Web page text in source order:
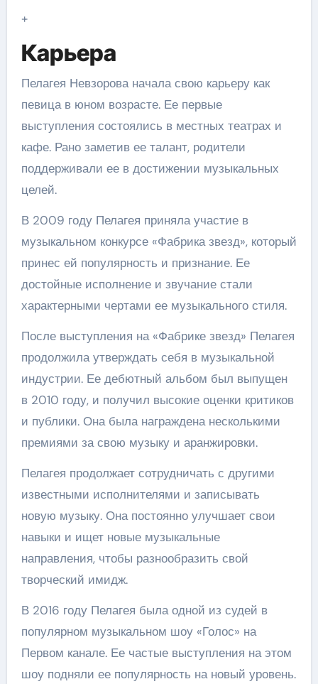
+
Карьера
Пелагея Невзорова начала свою карьеру как
певица в юном возрасте. Ее первые
выступления состоялись в местных театрах и
кафе. Рано заметив ее талант, родители
поддерживали ее в достижении музыкальных
целей.
В 2009 году Пелагея приняла участие в
музыкальном конкурсе «Фабрика звезд», который
принес ей популярность и признание. Ее
достойные исполнение и звучание стали
характерными чертами ее музыкального стиля.
После выступления на «Фабрике звезд» Пелагея
продолжила утверждать себя в музыкальной
индустрии. Ее дебютный альбом был выпущен
в 2010 году, и получил высокие оценки критиков
и публики. Она была награждена несколькими
премиями за свою музыку и аранжировки.
Пелагея продолжает сотрудничать с другими
известными исполнителями и записывать
новую музыку. Она постоянно улучшает свои
навыки и ищет новые музыкальные
направления, чтобы разнообразить свой
творческий имидж.
В 2016 году Пелагея была одной из судей в
популярном музыкальном шоу «Голос» на
Первом канале. Ее частые выступления на этом
шоу подняли ее популярность на новый уровень.